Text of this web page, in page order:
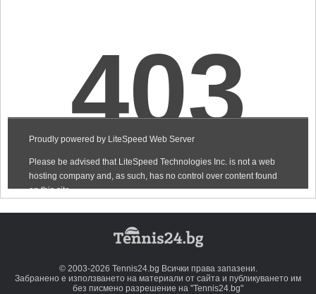
© 2003-2026 Tennis24.bg Всички права запазени.
Забранено е използването на материали от сайта и публикуването им
без писмено разрешение на "Tennis24.bg"